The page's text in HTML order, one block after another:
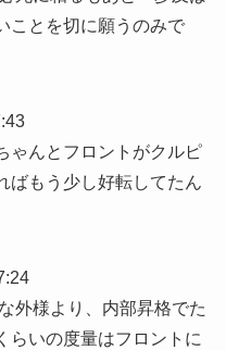
ことを切に願うのみで
ゃんとフロントがクルピ
ばもう少し好転してたん
外様より、内部昇格でた
らいの度量はフロントに